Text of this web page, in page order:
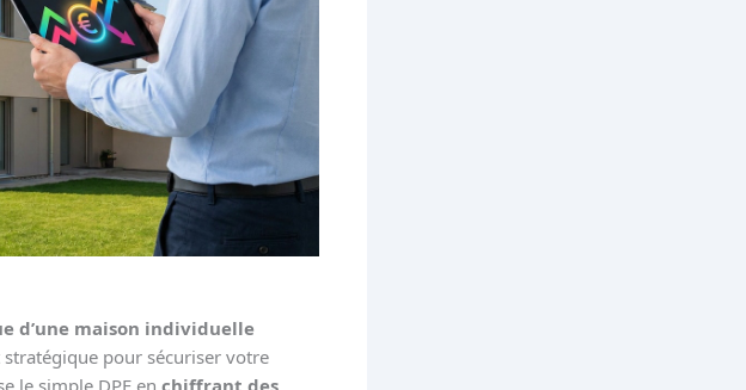
d’une maison individuelle
pour sécuriser votre
le simple DPE en chiffrant des